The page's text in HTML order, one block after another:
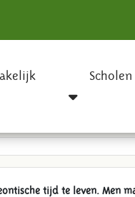
Scholen
tijd te leven. Men